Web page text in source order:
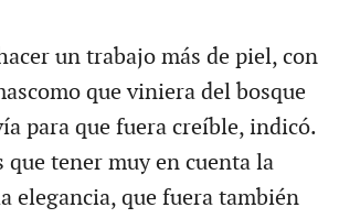
un trabajo más de piel, con
que viniera del bosque
para que fuera creíble, indicó.
que tener muy en cuenta la
elegancia, que fuera también